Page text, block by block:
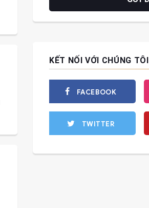
KẾT NỐI VỚI CHÚNG TÔI
FACEBOOK
TWITTER